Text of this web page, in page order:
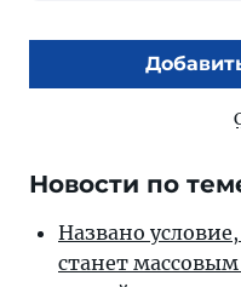
Новости по
Названо
станет